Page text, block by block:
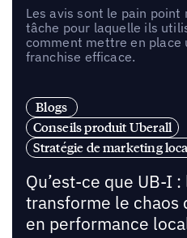
Les avis sont le pain point
tâche pour laquelle ils
comment mettre en place
franchise efficace.
Blogs
Conseils produit Uberall
Stratégie de marketing
Qu’est-ce que UB-I :
transforme le chaos
en performance